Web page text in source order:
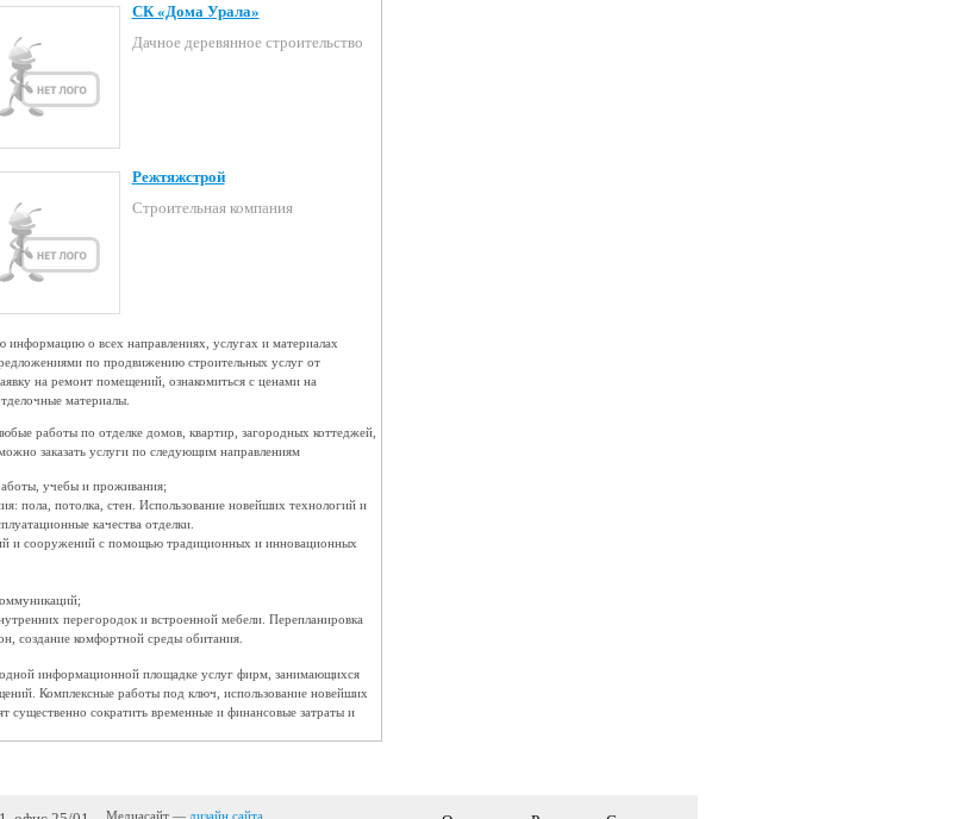
СК «Дома Урала»
Дачное деревянное строительство
Режтяжстрой
Строительная компания
о всех направлениях, услугах и материалах
по продвижению строительных услуг от
на ремонт помещений, ознакомиться с ценами на
материалы.
работы по отделке домов, квартир, загородных коттеджей,
заказать услуги по следующим направлениям
учебы и проживания;
пола, потолка, стен. Использование новейших технологий и
качества отделки.
и сооружений с помощью традиционных и инновационных
перегородок и встроенной мебели. Перепланировка
создание комфортной среды обитания.
информационной площадке услуг фирм, занимающихся
Комплексные работы под ключ, использование новейших
существенно сократить временные и финансовые затраты и
Медиасайт — дизайн сайта